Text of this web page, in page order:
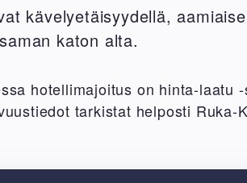
kävelyetäisyydellä,
katon alta.
hotellimajoitus on hinta-laatu
tarkistat helposti Ruka-